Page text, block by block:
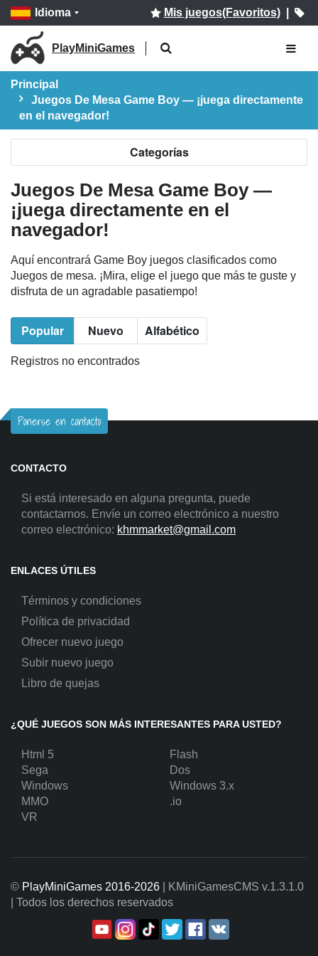
Idioma Mis juegos(Favoritos)|
PlayMiniGames
Principal
Juegos De Mesa Game Boy — ¡juega directamente
en el navegador!
Categorías
Juegos De Mesa Game Boy —
¡juega directamente en el
navegador!
Aquí encontrará Game Boy juegos clasificados como
Juegos de mesa. ¡Mira, elige el juego que más te guste y
disfruta de un agradable pasatiempo!
Popular Nuevo Alfabético
Registros no encontrados
Ponerse en contacto
CONTACTO
Si está interesado en alguna pregunta, puede
contactarnos. Envíe un correo electrónico a nuestro
correo electrónico: khmmarket@gmail.com
ENLACES ÚTILES
Términos y condiciones
Política de privacidad
Ofrecer nuevo juego
Subir nuevo juego
Libro de quejas
¿QUÉ JUEGOS SON MÁS INTERESANTES PARA USTED?
Html 5
Flash
Sega
Dos
Windows
Windows 3.x
MMO
.io
VR
© PlayMiniGames 2016-2026 | KMiniGamesCMS v.1.3.1.0
| Todos los derechos reservados